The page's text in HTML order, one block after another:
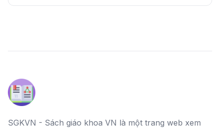
SGKVN - Sách giáo khoa VN là một trang web xem